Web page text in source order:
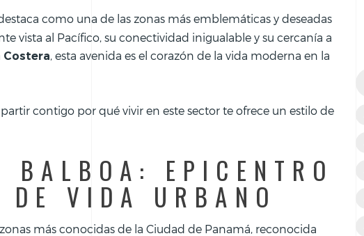
como una de las zonas más emblemáticas y deseadas
vista al Pacífico, su conectividad inigualable y su cercanía a
Costera, esta avenida es el corazón de la vida moderna en la
contigo por qué vivir en este sector te ofrece un estilo de
BALBOA: EPICENTRO
VIDA URBANO
más conocidas de la Ciudad de Panamá, reconocida